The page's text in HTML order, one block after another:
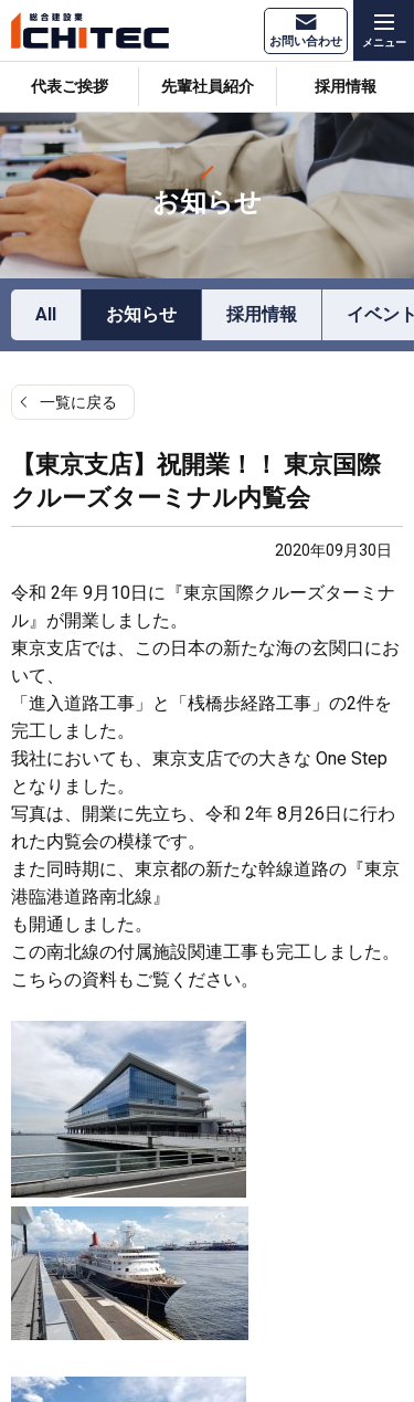
お問い合わせ
代表ご挨拶 先輩社員紹介 採用情報
お知らせ
All お知らせ 採用情報 イベン
一覧に戻る
【東京支店】祝開業！！ 東京国際
クルーズターミナル内覧会
2020年09月30日
令和 2年 9月10日に『東京国際クルーズターミナ
ル』が開業しました。
東京支店では、この日本の新たな海の玄関口にお
いて、
「進入道路工事」と「桟橋歩経路工事」の2件を
完工しました。
我社においても、東京支店での大きな One Step
となりました。
写真は、開業に先立ち、令和 2年 8月26日に行わ
れた内覧会の模様です。
また同時期に、東京都の新たな幹線道路の『東京
港臨港道路南北線』
も開通しました。
この南北線の付属施設関連工事も完工しました。
こちらの資料もご覧ください。